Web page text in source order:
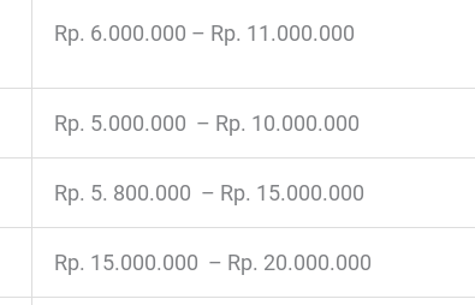
Rp. 6.000.000 – Rp. 11.000.000
Rp. 5.000.000 – Rp. 10.000.000
Rp. 5. 800.000 – Rp. 15.000.000
Rp. 15.000.000 – Rp. 20.000.000